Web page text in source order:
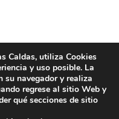
Caldas, utiliza Cookies
y uso posible. La
su navegador y realiza
regrese al sitio Web y
qué secciones de sitio